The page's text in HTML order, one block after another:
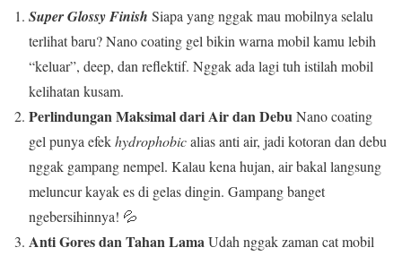
Super Glossy Finish Siapa yang nggak mau mobilnya selalu
terlihat baru? Nano coating gel bikin warna mobil kamu lebih
“keluar”, deep, dan reflektif. Nggak ada lagi tuh istilah mobil
kelihatan kusam.
Perlindungan Maksimal dari Air dan DebuNano coating
gel punya efekhydrophobicalias anti air, jadi kotoran dan debu
nggak gampang nempel. Kalau kena hujan, air bakal langsung
meluncur kayak es di gelas dingin. Gampang banget
ngebersihinnya! 💦
Anti Gores dan Tahan LamaUdah nggak zaman cat mobil